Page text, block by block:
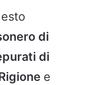
di
di
e